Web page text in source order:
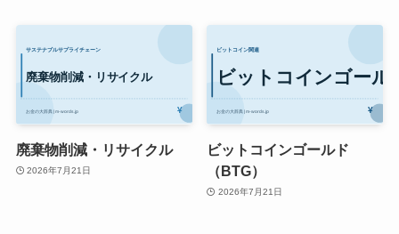
廃棄物削減・リサイクル
2026年7月21日
ビットコインゴールド
（BTG）
2026年7月21日